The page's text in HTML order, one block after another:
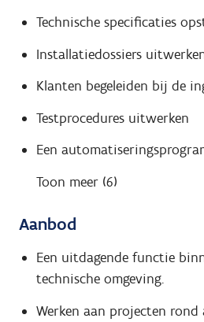
Technische specificaties
Installatiedossiers
Klanten begeleiden bij de
Testprocedures uitwerken
Een
Toon meer (6)
Aanbod
Een uitdagende functie
technische omgeving.
Werken aan projecten